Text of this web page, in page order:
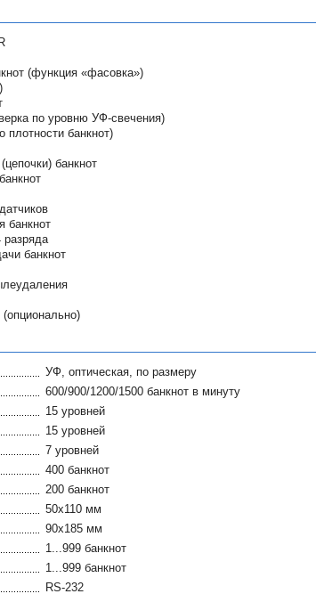
(функция «фасовка»)
по уровню УФ-свечения)
плотности банкнот)
банкнот
банкнот
банкнот
УФ, оптическая, по размеру
600/900/1200/1500 банкнот в минуту
15 уровней
15 уровней
7 уровней
400 банкнот
200 банкнот
50x110 мм
90x185 мм
1...999 банкнот
1...999 банкнот
RS-232